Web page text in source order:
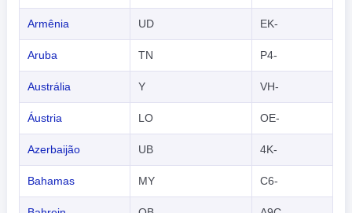
Armênia UD EK-
Aruba TN P4-
Austrália Y VH-
Áustria LO OE-
Azerbaijão UB 4K-
Bahamas MY C6-